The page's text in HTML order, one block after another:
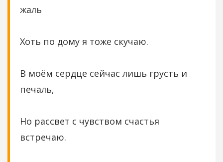
жаль
Хоть по дому я тоже скучаю.
В моём сердце сейчас лишь грусть и
печаль,
Но рассвет с чувством счастья
встречаю.